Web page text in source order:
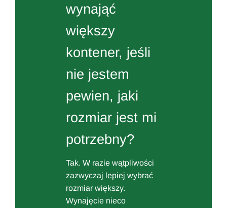
wynająć
większy
kontener, jeśli
nie jestem
pewien, jaki
rozmiar jest mi
potrzebny?
Tak. W razie wątpliwości
zazwyczaj lepiej wybrać
rozmiar większy.
Wynajęcie nieco